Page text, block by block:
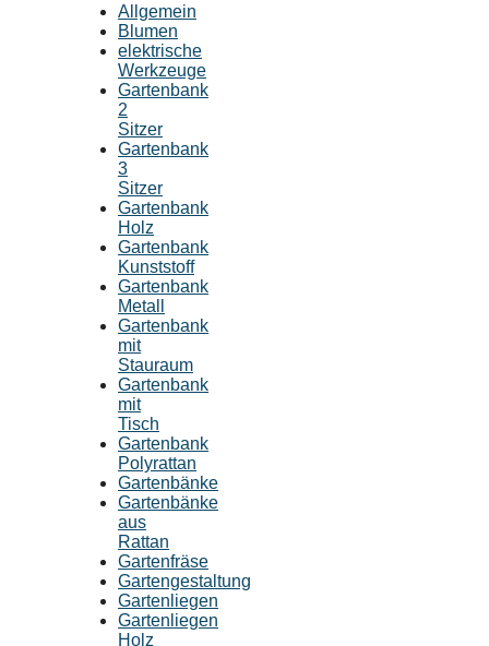
Allgemein
Blumen
elektrische
Werkzeuge
Gartenbank
2
Sitzer
Gartenbank
3
Sitzer
Gartenbank
Holz
Gartenbank
Kunststoff
Gartenbank
Metall
Gartenbank
mit
Stauraum
Gartenbank
mit
Tisch
Gartenbank
Polyrattan
Gartenbänke
Gartenbänke
aus
Rattan
Gartenfräse
Gartengestaltung
Gartenliegen
Gartenliegen
Holz